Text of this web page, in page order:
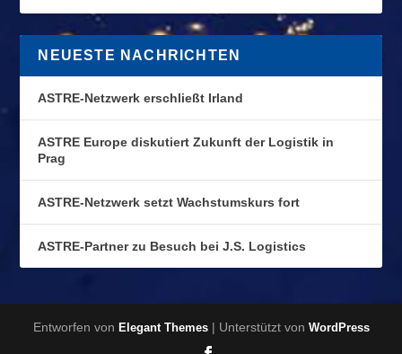
NEUESTE NACHRICHTEN
ASTRE-Netzwerk erschließt Irland
ASTRE Europe diskutiert Zukunft der Logistik in
Prag
ASTRE-Netzwerk setzt Wachstumskurs fort
ASTRE-Partner zu Besuch bei J.S. Logistics
Entworfen von Elegant Themes| Unterstützt von WordPress